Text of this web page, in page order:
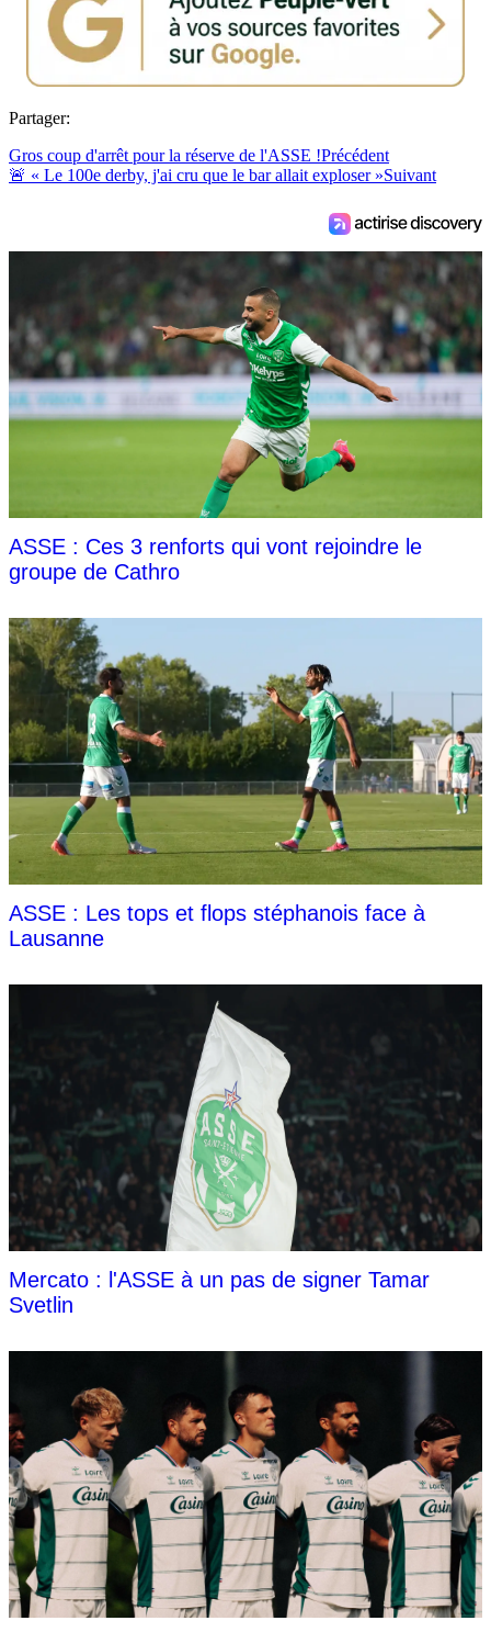
Partager:
Gros coup d'arrêt pour la réserve de l'ASSE !Précédent
🚨 « Le 100e derby, j'ai cru que le bar allait exploser »Suivant
ASSE : Ces 3 renforts qui vont rejoindre le
groupe de Cathro
ASSE : Les tops et flops stéphanois face à
Lausanne
Mercato : l'ASSE à un pas de signer Tamar
Svetlin